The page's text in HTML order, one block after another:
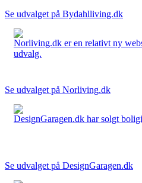
Se udvalget på Bydahlliving.dk
Norliving.dk er en relativt ny
udvalg.
Se udvalget på Norliving.dk
DesignGaragen.dk har solgt
Se udvalget på DesignGaragen.dk